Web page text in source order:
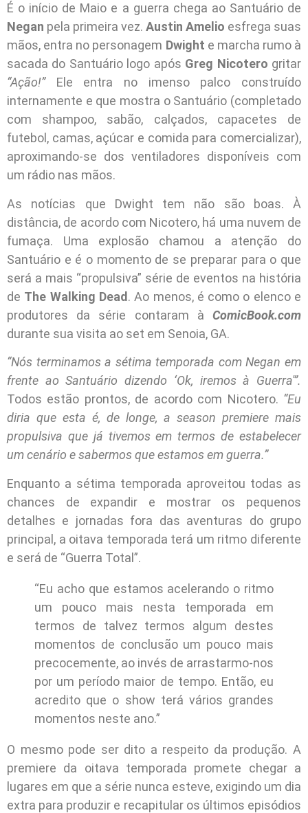
É o início de Maio e a guerra chega ao Santuário de
Negan pela primeira vez. Austin Amelio esfrega suas
mãos, entra no personagem Dwight e marcha rumo à
sacada do Santuário logo após Greg Nicotero gritar
“Ação!” Ele entra no imenso palco construído
internamente e que mostra o Santuário (completado
com shampoo, sabão, calçados, capacetes de
futebol, camas, açúcar e comida para comercializar),
aproximando-se dos ventiladores disponíveis com
um rádio nas mãos.
As notícias que Dwight tem não são boas. À
distância, de acordo com Nicotero, há uma nuvem de
fumaça. Uma explosão chamou a atenção do
Santuário e é o momento de se preparar para o que
será a mais “propulsiva” série de eventos na história
de The Walking Dead. Ao menos, é como o elenco e
produtores da série contaram à ComicBook.com
durante sua visita ao set em Senoia, GA.
“Nós terminamos a sétima temporada com Negan em
frente ao Santuário dizendo ‘Ok, iremos à Guerra'”.
Todos estão prontos, de acordo com Nicotero. “Eu
diria que esta é, de longe, a season premiere mais
propulsiva que já tivemos em termos de estabelecer
um cenário e sabermos que estamos em guerra.”
Enquanto a sétima temporada aproveitou todas as
chances de expandir e mostrar os pequenos
detalhes e jornadas fora das aventuras do grupo
principal, a oitava temporada terá um ritmo diferente
e será de “Guerra Total”.
“Eu acho que estamos acelerando o ritmo
um pouco mais nesta temporada em
termos de talvez termos algum destes
momentos de conclusão um pouco mais
precocemente, ao invés de arrastarmo-nos
por um período maior de tempo. Então, eu
acredito que o show terá vários grandes
momentos neste ano.”
O mesmo pode ser dito a respeito da produção. A
premiere da oitava temporada promete chegar a
lugares em que a série nunca esteve, exigindo um dia
extra para produzir e recapitular os últimos episódios